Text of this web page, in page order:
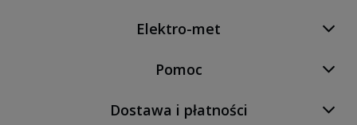
Elektro-met
Pomoc
Dostawa i płatności